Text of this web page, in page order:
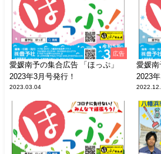
広告
愛媛南予の集合広告 「ほっぷ」
2023年3月号発行！
2023.03.04
愛媛南
2023